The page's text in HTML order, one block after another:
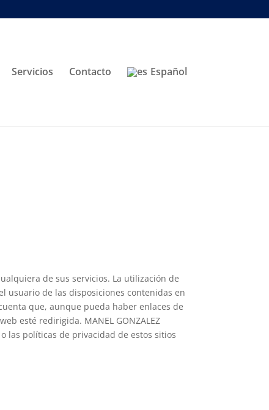
Servicios Contacto Español
de sus servicios. La utilización de
usuario de las disposiciones contenidas en
que, aunque pueda haber enlaces de
esté redirigida. MANEL GONZALEZ
las políticas de privacidad de estos sitios